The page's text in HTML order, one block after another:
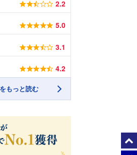
2.2
5.0
3.1
4.2
もっと読む